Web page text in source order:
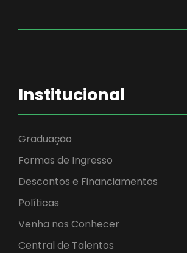
Institucional
Graduação
Formas de Ingresso
Descontos e Financiamentos
Políticas
Venha nos Conhecer
Central de Talentos